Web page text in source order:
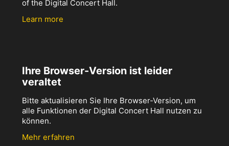
of the Digital Concert Hall.
Learn more
Ihre Browser-Version ist leider
veraltet
Bitte aktualisieren Sie Ihre Browser-Version, um
alle Funktionen der Digital Concert Hall nutzen zu
können.
Mehr erfahren